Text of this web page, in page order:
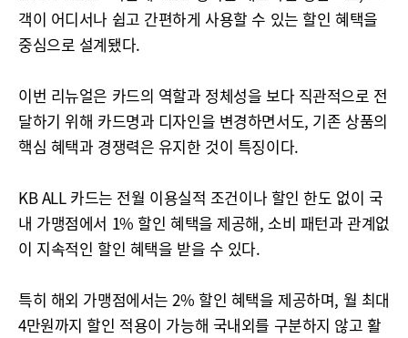
객이 어디서나 쉽고 간편하게 사용할 수 있는 할인 혜택을
중심으로 설계됐다.
이번 리뉴얼은 카드의 역할과 정체성을 보다 직관적으로 전
달하기 위해 카드명과 디자인을 변경하면서도, 기존 상품의
핵심 혜택과 경쟁력은 유지한 것이 특징이다.
KB ALL 카드는 전월 이용실적 조건이나 할인 한도 없이 국
내 가맹점에서 1% 할인 혜택을 제공해, 소비 패턴과 관계없
이 지속적인 할인 혜택을 받을 수 있다.
특히 해외 가맹점에서는 2% 할인 혜택을 제공하며, 월 최대
4만원까지 할인 적용이 가능해 국내외를 구분하지 않고 활